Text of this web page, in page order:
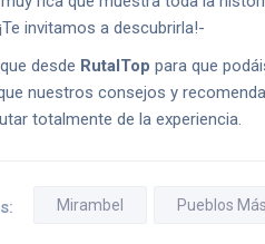
invitamos a descubrirla!-
desde RutalTop para que
nuestros consejos y
totalmente de la experiencia.
Mirambel Pueblos